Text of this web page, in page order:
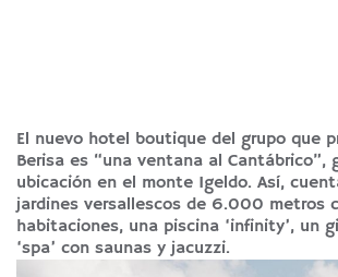
El nuevo hotel boutique del grupo que
Berisa es “una ventana al Cantábrico”,
ubicación en el monte Igeldo. Así,
jardines versallescos de 6.000 metros
habitaciones, una piscina ‘infinity’, un
‘spa’ con saunas y jacuzzi.